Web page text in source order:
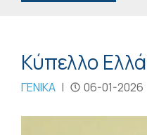
Κύπελλο
ΓΕΝΙΚΑ | 06-01-2026